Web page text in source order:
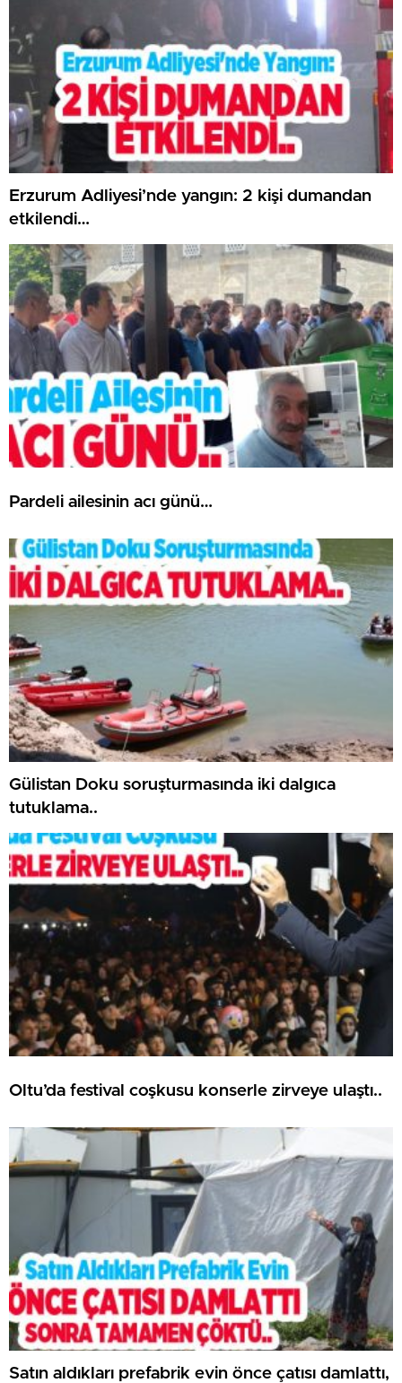
Erzurum Adliyesi’nde yangın: 2 kişi dumandan
etkilendi…
Pardeli ailesinin acı günü…
Gülistan Doku soruşturmasında iki dalgıca
tutuklama..
Oltu’da festival coşkusu konserle zirveye ulaştı..
Satın aldıkları prefabrik evin önce çatısı damlattı,